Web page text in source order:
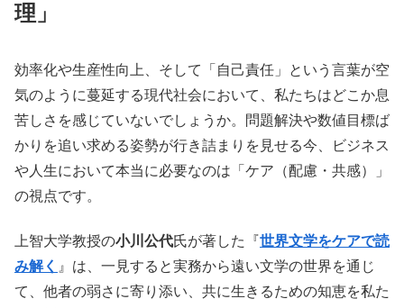
理」
効率化や生産性向上、そして「自己責任」という言葉が空
気のように蔓延する現代社会において、私たちはどこか息
苦しさを感じていないでしょうか。問題解決や数値目標ば
かりを追い求める姿勢が行き詰まりを見せる今、ビジネス
や人生において本当に必要なのは「ケア（配慮・共感）」
の視点です。
上智大学教授の小川公代氏が著した『世界文学をケアで読
み解く 』は、一見すると実務から遠い文学の世界を通じ
て、他者の弱さに寄り添い、共に生きるための知恵を私た